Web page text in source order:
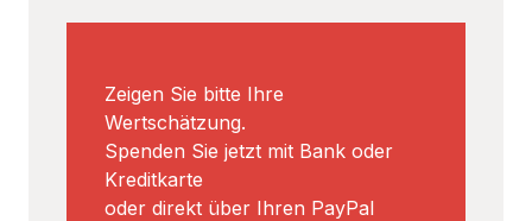
Zeigen Sie bitte Ihre
Wertschätzung.
Spenden Sie jetzt mit Bank oder
Kreditkarte
oder direkt über Ihren PayPal